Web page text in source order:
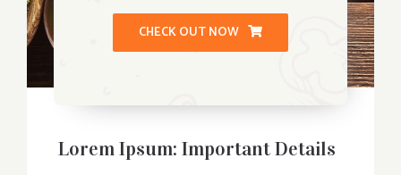
CHECK OUT NOW
Lorem Ipsum: Important Details